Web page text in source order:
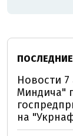
Новости 7
Миндича"
на